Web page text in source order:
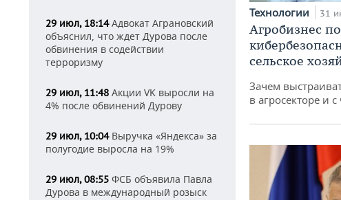
29 июл, 18:14Адвокат Аграновский
объяснил, что ждет Дурова после
обвинения в содействии
терроризму
29 июл, 11:48 Акции VK выросли на
4% после обвинений Дурову
29 июл, 10:04Выручка «Яндекса» за
полугодие выросла на 19%
29 июл, 08:55 ФСБ объявила Павла
Дурова в международный розыск
Технологии 31
Агробизнес
сельское
Зачем
в агросекторе и